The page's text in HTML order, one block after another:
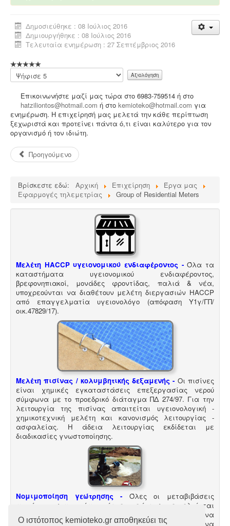
Ο ιστότοπος kemioteko.gr αποθηκεύει τις
Ερωτηματολόγιο ΕΟΦ για καλλυντικά - .Ο
βιομηχανίας καλλυντικών υπάγεται στο πρότυπο GMP
Καλής Παρασκευαστικής Πρακτικής και ρυθμίζεται από
τον Ευρωπαϊκό Κανονισμό 1223/2009.
Ανελκυστήρες προσώπων - .Η λειτουργία παλιών
ανελκυστήρων χωρίς στοιχεία νομιμότητας
επιτρέπεται μετά από σύνταξη μελέτης - σχεδιων
βεβαίωσης καταχώρησης στην αρμόδια υπηρεσία.
Ενεργειακά πιστοποιητικά - Όλες οι αγοραπωλησίες,
μισθώσεις, ανακαινίσεις και μονώσεις κατοικιών -
επαγγελματικών χώρων προαπαιτούν την ύπαρξη
ενεργειακού πιστοποιητικού
Τεχνικός ασφαλείας στην εργασία -
Όλες οι
επιχειρήσεις έχουν την υποχρέωση να διαθέτουν
μελέτη επικινδυνότητας από επαγγελματία τεχνικό
ασφαλείας εγγεγραμμένο στο μητρώο της
επιθεώρησης εργασίας (Ν. 3850/10, άρθρα 12, 42, 43)
Συλλογή και μεταφορά αποβλήτων -
Η
δραστηριότητα συλλογής και μεταφοράς μη
επικίνδυνων αποβλήτων ασκείται μετά από την έκδοση
της σχετικής άδειας. Η άδεια εκδίδεται μετά από
την έγκριση της σχετικής περιβαλλοντικής μελέτης
οργάνωσης του δικτύου συλλογής και μεταφοράς.
Σύστημα διαχείρισης ποιότητας ISO -Πολλές
επιχειρήσεις προκειμένου να είναι ελκυστικές στο
πελατειακό κοινό χρειάζεται να πιστοποιηθούν κατά
ISO. Αυτό είτε απαιτείται για δουλειές με το δημόσιο
Δημοσιεύθηκε : 08 Ιούλιος 2016
Δημιουργήθηκε : 08 Ιούλιος 2016
Τελευταία ενημέρωση : 27 Σεπτέμβριος 2016
Παρακαλώ
αξιολογήστε
Επικοινωνήστε μαζί μας τώρα στο 6983-759514 ή στο
hatziliontos@hotmail.com ή στο kemioteko@hotmail.com για
ενημέρωση. Η επιχείρησή μας μελετά την κάθε περίπτωση
ξεχωριστά και προτείνει πάντα ό,τι είναι καλύτερο για τον
οργανισμό ή τον ιδιώτη.
Προηγούμενο
Βρίσκεστε εδώ: Αρχική Επιχείρηση
Έργα μας
Εφαρμογές τηλεμετρίας
Group of Residential Meters
Μελέτη HACCP υγειονομικού ενδιαφέροντος -Όλα τα
καταστήματα υγειονομικού ενδιαφέροντος,
βρεφονηπιακοί, μονάδες φροντίδας, παλιά & νέα,
υποχρεούνται να διαθέτουν μελέτη διεργασιών HACCP
από επαγγελματία υγειονολόγο (απόφαση Υ1γ/ΓΠ/
οικ.47829/17).
Μελέτη πισίνας / κολυμβητικής δεξαμενής - Οι πισίνες
είναι χημικές εγκαταστάσεις επεξεργασίας νερού
σύμφωνα με το προεδρικό διάταγμα ΠΔ 274/97. Για την
λειτουργία της πισίνας απαιτείται υγειονολογική -
χημικοτεχνική μελέτη και κανονισμός λειτουργίας -
ασφαλείας. Η άδεια λειτουργίας εκδίδεται με
διαδικασίες γνωστοποίησης.
Νομιμοποίηση γεώτρησης -
Όλες οι μεταβιβάσεις
ακινήτων, στα οποία υπάρχει γεώτρηση, εκτελούνται
κατόπιν νομιμοποίησης της γεώτρησης. Για να
προχωρήσει η συμβολαιογραφική πράξη θα πρέπει να